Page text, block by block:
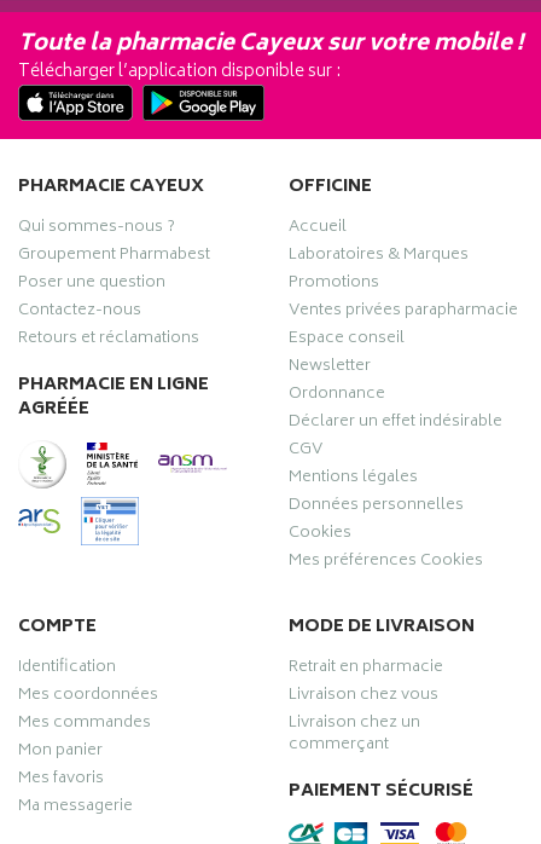
Toute la pharmacie Cayeux sur votre mobile !
Télécharger l’application disponible sur :
PHARMACIE CAYEUX
Qui sommes-nous ?
Groupement Pharmabest
Poser une question
Contactez-nous
Retours et réclamations
PHARMACIE EN LIGNE
AGRÉÉE
OFFICINE
Accueil
Laboratoires & Marques
Promotions
Ventes privées parapharmacie
Espace conseil
Newsletter
Ordonnance
Déclarer un effet indésirable
CGV
Mentions légales
Données personnelles
Cookies
Mes préférences Cookies
COMPTE
Identification
Mes coordonnées
Mes commandes
Mon panier
Mes favoris
Ma messagerie
MODE DE LIVRAISON
Retrait en pharmacie
Livraison chez vous
Livraison chez un
commerçant
PAIEMENT SÉCURISÉ